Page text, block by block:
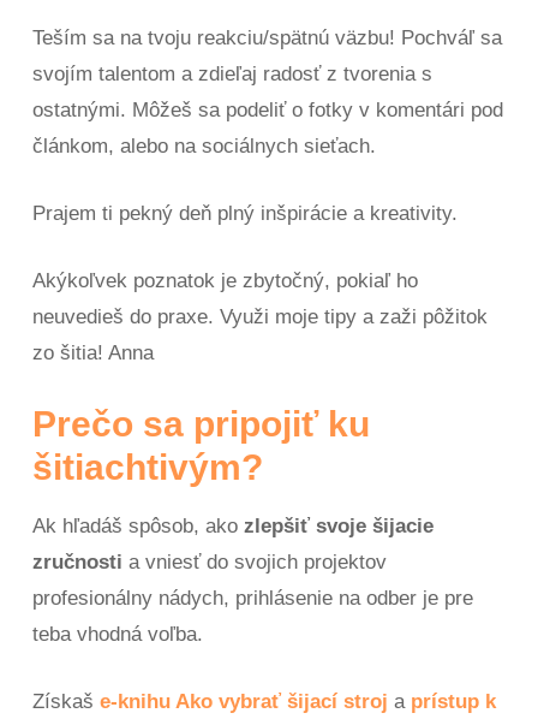
Teším sa na tvoju reakciu/spätnú väzbu! Pochváľ sa
svojím talentom a zdieľaj radosť z tvorenia s
ostatnými. Môžeš sa podeliť o fotky v komentári pod
článkom, alebo na sociálnych sieťach.
Prajem ti pekný deň plný inšpirácie a kreativity.
Akýkoľvek poznatok je zbytočný, pokiaľ ho
neuvedieš do praxe. Využi moje tipy a zaži pôžitok
zo šitia! Anna
Prečo sa pripojiť ku
šitiachtivým?
Ak hľadáš spôsob, akozlepšiť svoje šijacie
zručnosti a vniesť do svojich projektov
profesionálny nádych, prihlásenie na odber je pre
teba vhodná voľba.
Získaš e-knihu Ako vybrať šijací stroj a prístup k